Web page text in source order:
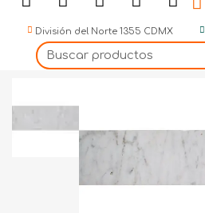
División del Norte 1355 CDMX